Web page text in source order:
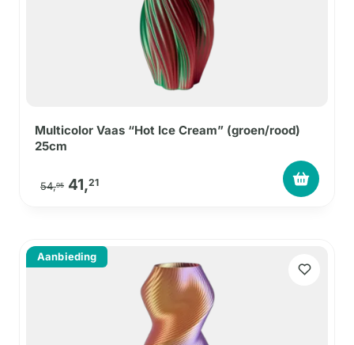
Multicolor Vaas “Hot Ice Cream” (groen/rood)
25cm
54,95 Oorspronkelijke prijs was: 54,95.
41,21Huidige prijs is: 41,21.
Aanbieding